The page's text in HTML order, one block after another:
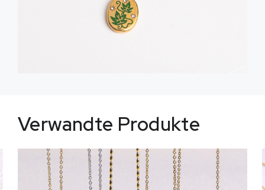
Verwandte Produkte